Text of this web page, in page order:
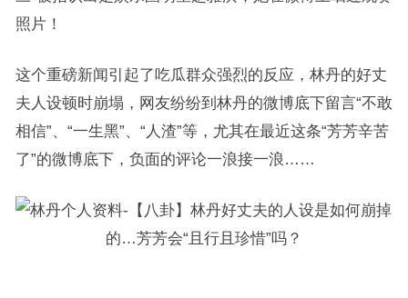
照片！
这个重磅新闻引起了吃瓜群众强烈的反应，林丹的好丈
夫人设顿时崩塌，网友纷纷到林丹的微博底下留言“不敢
相信”、“一生黑”、“人渣”等，尤其在最近这条“芳芳辛苦
了”的微博底下，负面的评论一浪接一浪……